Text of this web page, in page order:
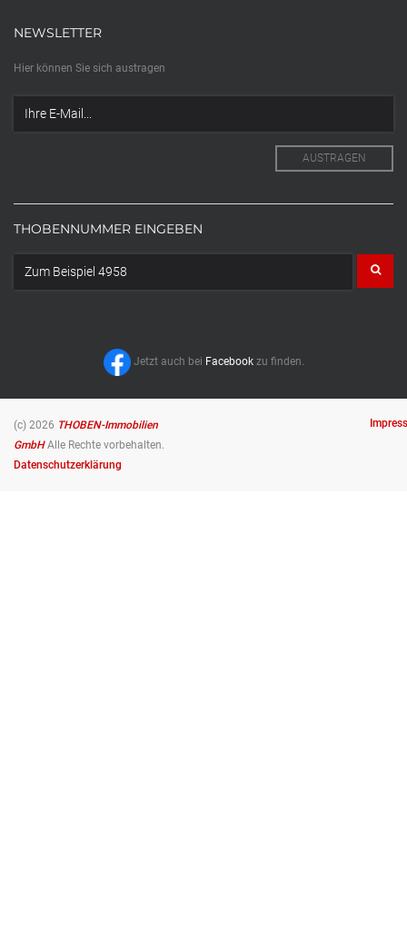
NEWSLETTER
Hier können Sie sich austragen
THOBENNUMMER EINGEBEN
Jetzt auch bei Facebookzu finden.
(c) 2026 THOBEN-Immobilien
GmbH Alle Rechte vorbehalten.
Datenschutzerklärung